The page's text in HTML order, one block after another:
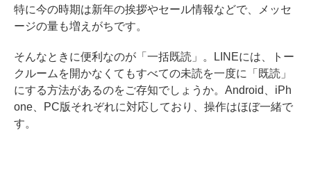
特に今の時期は新年の挨拶やセール情報などで、メッセ
ージの量も増えがちです。
そんなときに便利なのが「一括既読」。LINEには、トー
クルームを開かなくてもすべての未読を一度に「既読」
にする方法があるのをご存知でしょうか。Android、iPh
one、PC版それぞれに対応しており、操作はほぼ一緒で
す。